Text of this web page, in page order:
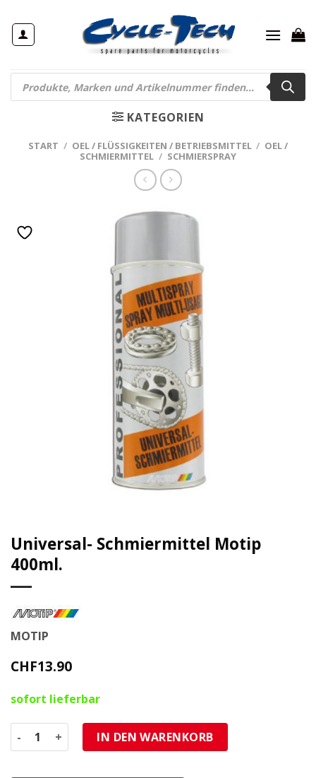
Inhalt
springen
Products
search
KATEGORIEN
START / OEL / FLÜSSIGKEITEN / BETRIEBSMITTEL / OEL /
SCHMIERMITTEL / SCHMIERSPRAY
Universal- Schmiermittel Motip
400ml.
MOTIP
CHF13.90
sofort lieferbar
Universal- Schmiermittel Motip 400ml. Menge
IN DEN WARENKORB